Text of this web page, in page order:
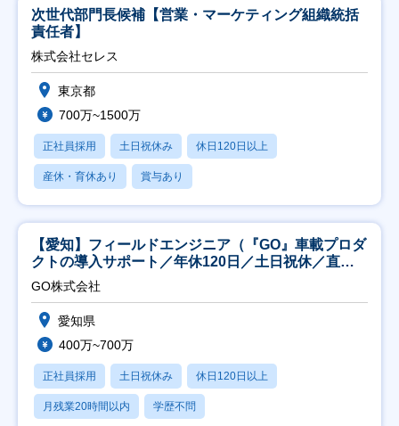
次世代部門長候補【営業・マーケティング組織統括
責任者】
株式会社セレス
東京都
700万~1500万
正社員採用 土日祝休み 休日120日以上
産休・育休あり 賞与あり
【愛知】フィールドエンジニア（『GO』車載プロダ
クトの導入サポート／年休120日／土日祝休／直行
直帰
GO株式会社
愛知県
400万~700万
正社員採用 土日祝休み 休日120日以上
月残業20時間以内 学歴不問